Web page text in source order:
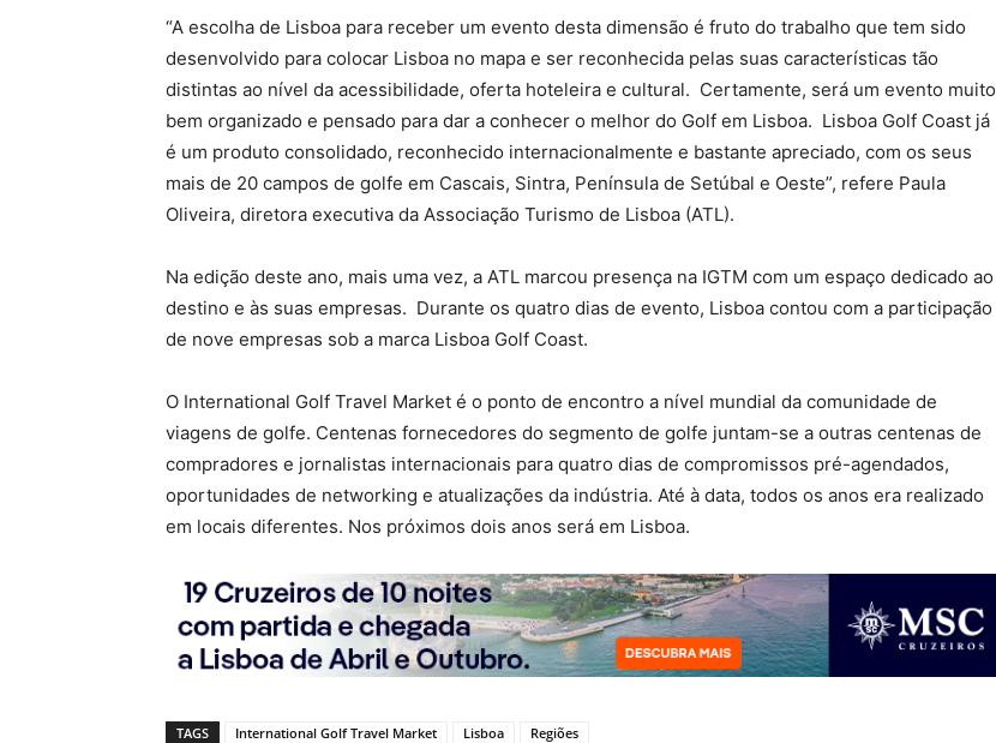
“A escolha de Lisboa para receber um evento desta dimensão é fruto do trabalho que tem sido
desenvolvido para colocar Lisboa no mapa e ser reconhecida pelas suas características tão
distintas ao nível da acessibilidade, oferta hoteleira e cultural. Certamente, será um evento muito
bem organizado e pensado para dar a conhecer o melhor do Golf em Lisboa. Lisboa Golf Coast já
é um produto consolidado, reconhecido internacionalmente e bastante apreciado, com os seus
mais de 20 campos de golfe em Cascais, Sintra, Península de Setúbal e Oeste”, refere Paula
Oliveira, diretora executiva da Associação Turismo de Lisboa (ATL).
Na edição deste ano, mais uma vez, a ATL marcou presença na IGTM com um espaço dedicado ao
destino e às suas empresas. Durante os quatro dias de evento, Lisboa contou com a participação
de nove empresas sob a marca Lisboa Golf Coast.
O International Golf Travel Market é o ponto de encontro a nível mundial da comunidade de
viagens de golfe. Centenas fornecedores do segmento de golfe juntam-se a outras centenas de
compradores e jornalistas internacionais para quatro dias de compromissos pré-agendados,
oportunidades de networking e atualizações da indústria. Até à data, todos os anos era realizado
em locais diferentes. Nos próximos dois anos será em Lisboa.
TAGS International Golf Travel Market Lisboa Regiões